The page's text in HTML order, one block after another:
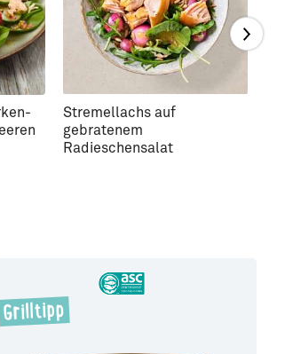
Stremellachs auf
gebratenem
Radieschensalat
Grilltipp